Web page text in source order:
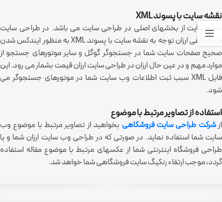
نقشه سایت با پسوند XML
نقشه سایت از بخشهای اصلی در طراحی سایت می باشد. در طراحی سایت
فروشگاهی ارزان توجه به نقشه سایت با پسوند XML به منظور ایندکس شدن
صحیح صفحات سایت شما در جستجوگر گوگل و سایر موتورهای جستجو از
موارد مهم و در عین حال ارزان در طراحی سایت ارزان قیمت بشمار می رود. این
فایل XML سبب ثبت اطلاعات وب سایت شما در موتورهای جستجوگر می
شود.
استفاده از تصاویر مرتبط با موضوع
ازشرکت طراحی سایت فروشگاهی بخواهید از تصاویر مرتبط با موضوع وب
سایت شما استفاده نماید. در صورتی که در طراحی وب سایت ارزان شما و یا
طراحی فروشگاه اینترنتی شما از عکسهای مرتبط با موضوع مقاله استفاده
گردد، موجب ارتقاء رنکیگ سایت فروشگاهی شما خواهد شد.